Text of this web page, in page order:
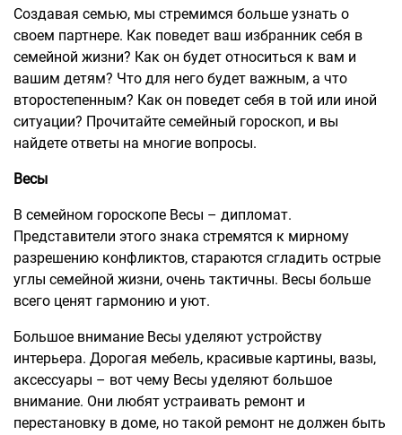
Создавая семью, мы стремимся больше узнать о
своем партнере. Как поведет ваш избранник себя в
семейной жизни? Как он будет относиться к вам и
вашим детям? Что для него будет важным, а что
второстепенным? Как он поведет себя в той или иной
ситуации? Прочитайте семейный гороскоп, и вы
найдете ответы на многие вопросы.
Весы
В семейном гороскопе Весы – дипломат.
Представители этого знака стремятся к мирному
разрешению конфликтов, стараются сгладить острые
углы семейной жизни, очень тактичны. Весы больше
всего ценят гармонию и уют.
Большое внимание Весы уделяют устройству
интерьера. Дорогая мебель, красивые картины, вазы,
аксессуары – вот чему Весы уделяют большое
внимание. Они любят устраивать ремонт и
перестановку в доме, но такой ремонт не должен быть